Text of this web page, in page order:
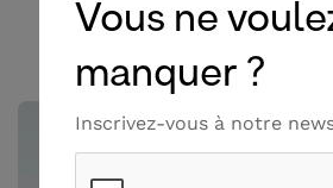
Pourquoi choisir
Vous ne
manquer ?
Inscrivez-vous à notre